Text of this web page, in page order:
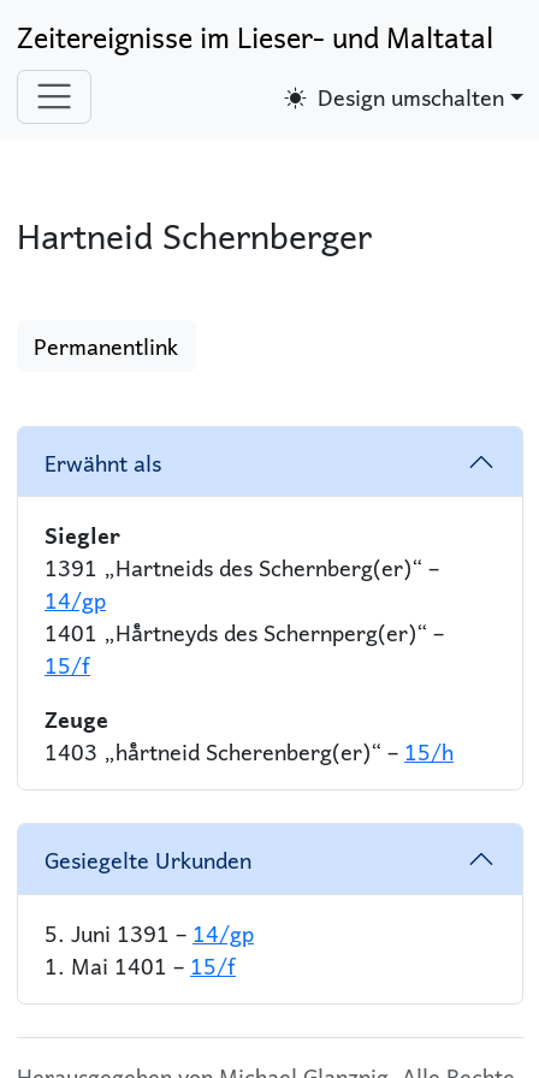
Zeitereignisse im Lieser- und Maltatal
Design umschalten
Hartneid Schernberger
Permanentlink
Erwähnt als
Siegler
1391 „Hartneids des Schernberg(er)“ –
14/gp
1401 „Haͤrtneyds des Schernperg(er)“ –
15/f
Zeuge
1403 „haͤrtneid Scherenberg(er)“ – 15/h
Gesiegelte Urkunden
5. Juni 1391 – 14/gp
1. Mai 1401 – 15/f